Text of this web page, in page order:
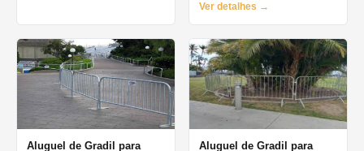
Ver detalhes →
Aluguel de Gradil para
Aluguel de Gradil para